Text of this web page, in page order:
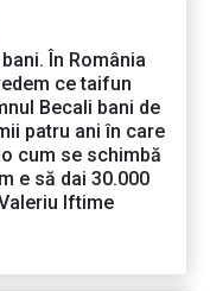
În România
ce taifun
Becali bani de
patru ani în care
cum se schimbă
e să dai 30.000
Iftime